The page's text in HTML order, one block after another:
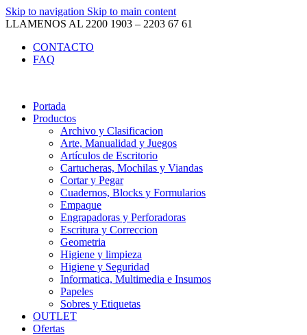
Skip to navigation Skip to main content
LLAMENOS AL 2200 1903 – 2203 67 61
CONTACTO
FAQ
Portada
Productos
Archivo y Clasificacion
Arte, Manualidad y Juegos
Artículos de Escritorio
Cartucheras, Mochilas y Viandas
Cortar y Pegar
Cuadernos, Blocks y Formularios
Empaque
Engrapadoras y Perforadoras
Escritura y Correccion
Geometria
Higiene y limpieza
Higiene y Seguridad
Informatica, Multimedia e Insumos
Papeles
Sobres y Etiquetas
OUTLET
Ofertas